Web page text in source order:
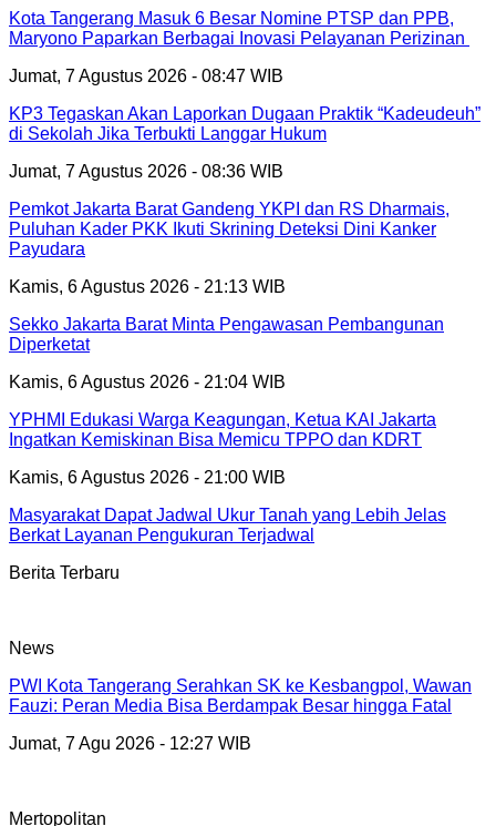
Kota Tangerang Masuk 6 Besar Nomine PTSP dan PPB,
Maryono Paparkan Berbagai Inovasi Pelayanan Perizinan
Jumat, 7 Agustus 2026 - 08:47 WIB
KP3 Tegaskan Akan Laporkan Dugaan Praktik “Kadeudeuh”
di Sekolah Jika Terbukti Langgar Hukum
Jumat, 7 Agustus 2026 - 08:36 WIB
Pemkot Jakarta Barat Gandeng YKPI dan RS Dharmais,
Puluhan Kader PKK Ikuti Skrining Deteksi Dini Kanker
Payudara
Kamis, 6 Agustus 2026 - 21:13 WIB
Sekko Jakarta Barat Minta Pengawasan Pembangunan
Diperketat
Kamis, 6 Agustus 2026 - 21:04 WIB
YPHMI Edukasi Warga Keagungan, Ketua KAI Jakarta
Ingatkan Kemiskinan Bisa Memicu TPPO dan KDRT
Kamis, 6 Agustus 2026 - 21:00 WIB
Masyarakat Dapat Jadwal Ukur Tanah yang Lebih Jelas
Berkat Layanan Pengukuran Terjadwal
Berita Terbaru
News
PWI Kota Tangerang Serahkan SK ke Kesbangpol, Wawan
Fauzi: Peran Media Bisa Berdampak Besar hingga Fatal
Jumat, 7 Agu 2026 - 12:27 WIB
Mertopolitan